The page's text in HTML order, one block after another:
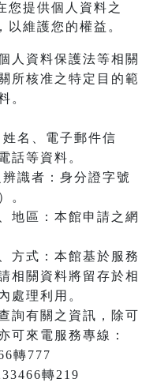
您提供個人資料之
維護您的權益。
人資料保護法等相關
所核准之特定目的範
。
名、電子郵件信
話等資料。
識者：身分證字號
。
地區：本館申請之網
方式：本館基於服務
相關資料將留存於相
處理利用。
詢有關之資訊，除可
可來電服務專線：
轉777
轉219